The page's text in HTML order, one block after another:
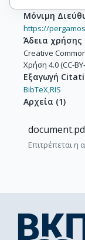
Μόνιμη
https://
Άδεια χρήσης
Creative
Χρήση 4.0 (CC-
Εξαγωγή
BibTeX,RIS
Αρχεία (1)
Επιτρέπεται η